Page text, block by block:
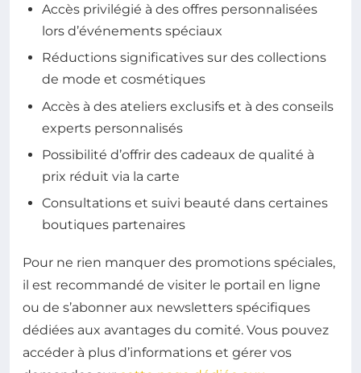
Accès privilégié à des offres personnalisées
lors d’événements spéciaux
Réductions significatives sur des collections
de mode et cosmétiques
Accès à des ateliers exclusifs et à des conseils
experts personnalisés
Possibilité d’offrir des cadeaux de qualité à
prix réduit via la carte
Consultations et suivi beauté dans certaines
boutiques partenaires
Pour ne rien manquer des promotions spéciales,
il est recommandé de visiter le portail en ligne
ou de s’abonner aux newsletters spécifiques
dédiées aux avantages du comité. Vous pouvez
accéder à plus d’informations et gérer vos